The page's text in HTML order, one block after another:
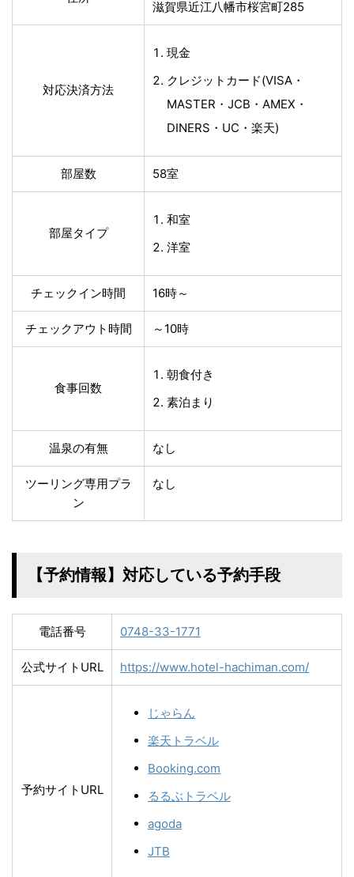
滋賀県近江八幡市桜宮町285
対応決済方法
現金
クレジットカード(VISA・
MASTER・JCB・AMEX・
DINERS・UC・楽天)
部屋数 58室
部屋タイプ
和室
洋室
チェックイン時間 16時～
チェックアウト時間 ～10時
食事回数
朝食付き
素泊まり
温泉の有無 なし
ツーリング専用プラ
ン
なし
【予約情報】対応している予約手段
電話番号 0748-33-1771
公式サイトURL https://www.hotel-hachiman.com/
予約サイトURL
じゃらん
楽天トラベル
Booking.com
るるぶトラベル
agoda
JTB